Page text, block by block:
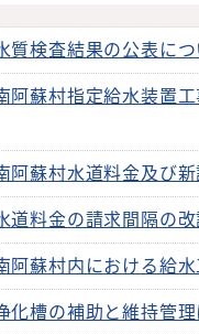
質検査結果の公表に
阿蘇村指定給水装置
阿蘇村水道料金及び
道料金の請求間隔の
阿蘇村内における給
化槽の補助と維持管